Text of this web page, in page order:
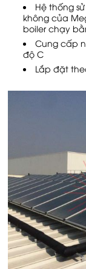
Hệ thống
không của
boiler chạy
Cung cấp
độ C
Lắp đặt